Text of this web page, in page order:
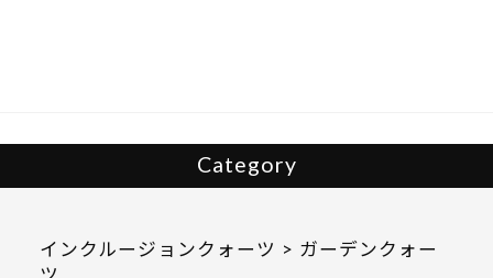
Category
インクルージョンクォーツ > ガーデンクォー